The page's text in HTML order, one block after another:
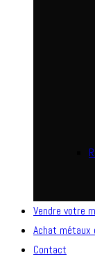
Vendre votre
Achat métaux
Contact